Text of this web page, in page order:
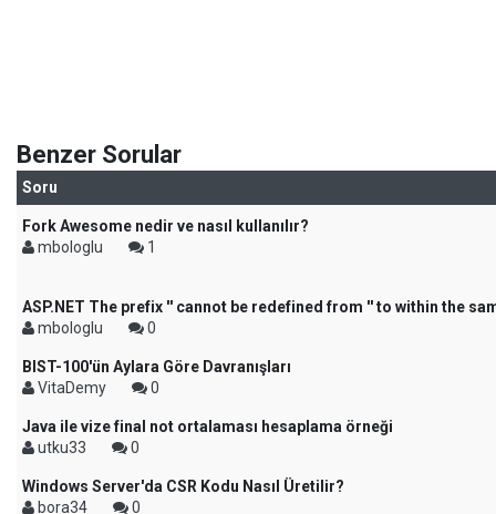
Benzer Sorular
Soru
Fork Awesome nedir ve nasıl kullanılır?
mbologlu
1
ASP.NET The prefix '' cannot be redefined from '' to within the
mbologlu
0
BIST-100'ün Aylara Göre Davranışları
VitaDemy
0
Java ile vize final not ortalaması hesaplama örneği
utku33
0
Windows Server'da CSR Kodu Nasıl Üretilir?
bora34
0